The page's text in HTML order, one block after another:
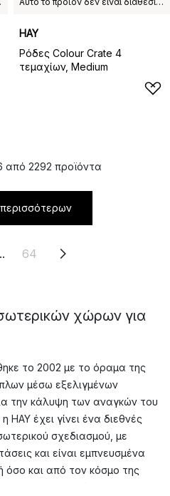
HAY
Ρόδες Colour Crate 4
τεμαχίων, Medium
από 2292 προϊόντα
64
χώρων για
το 2002 με το όραμα της
μέσω εξελιγμένων
την κάλυψη των αναγκών του
HAY έχει γίνει ένα διεθνές
σχεδιασμού, με
και είναι εμπνευσμένα
όσο και από τον κόσμο της